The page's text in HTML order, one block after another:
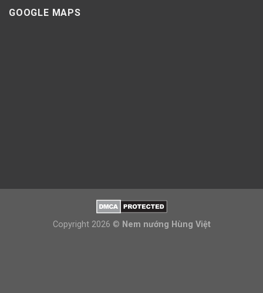
GOOGLE MAPS
Copyright 2026 © Nem nướng Hùng Việt